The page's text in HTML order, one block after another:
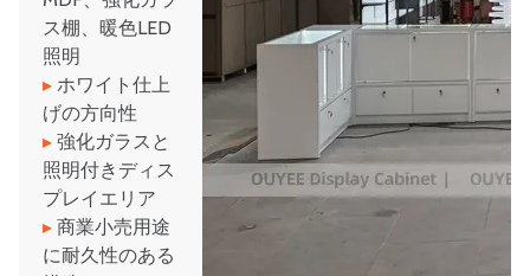
ス棚、暖色LED
照明
▸ ホワイト仕上
げの方向性
▸ 強化ガラスと
照明付きディス
プレイエリア
▸ 商業小売用途
に耐久性のある